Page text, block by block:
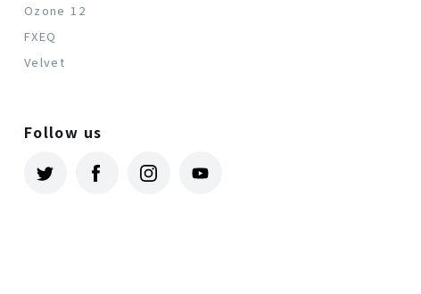
Ozone 12
FXEQ
Velvet
Follow us